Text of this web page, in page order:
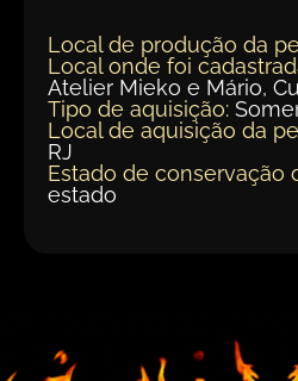
Local de produção da
Local onde foi
Atelier Mieko e Mário,
Tipo de aquisição:
Local de aquisição da
RJ
Estado de conservação
estado